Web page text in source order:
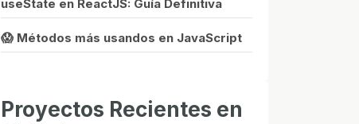
useState en ReactJS: Guía Definitiva
😱 Métodos más usandos en JavaScript
Proyectos Recientes en